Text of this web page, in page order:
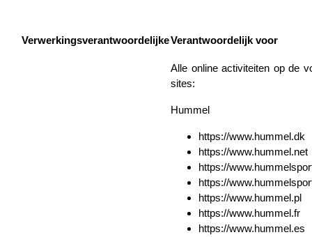
VerwerkingsverantwoordelijkeVerantwoordelijk voor
Alle online activiteiten op de
sites:
Hummel
https://www.hummel.dk
https://www.hummel.net
https://
https://
https://www.hummel.pl
https://www.hummel.fr
https://www.hummel.es